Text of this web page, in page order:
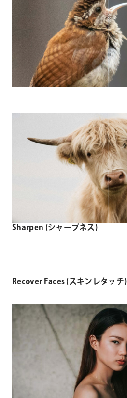
Sharpen (シャープネス)
Recover Faces (スキンレタッチ)